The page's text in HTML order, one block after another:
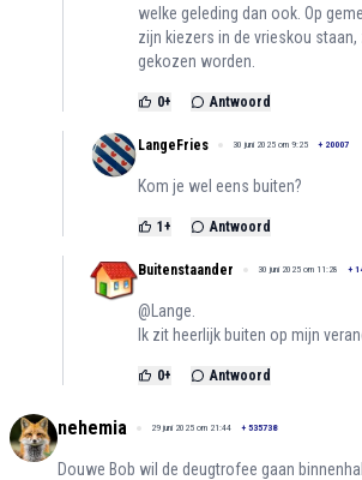
welke geleding dan ook. Op
zijn kiezers in de vrieskou
gekozen worden.
0+ Antwoord
LangeFries 30 juni 2025 om 9:25 + 20007
Kom je wel eens buiten?
1+ Antwoord
Buitenstaander 30 juni 2025 om 11:28 +
@Lange.
Ik zit heerlijk buiten op mijn
0+ Antwoord
nehemia 29 juni 2025 om 21:44 + 535738
Douwe Bob wil de deugtrofee gaan